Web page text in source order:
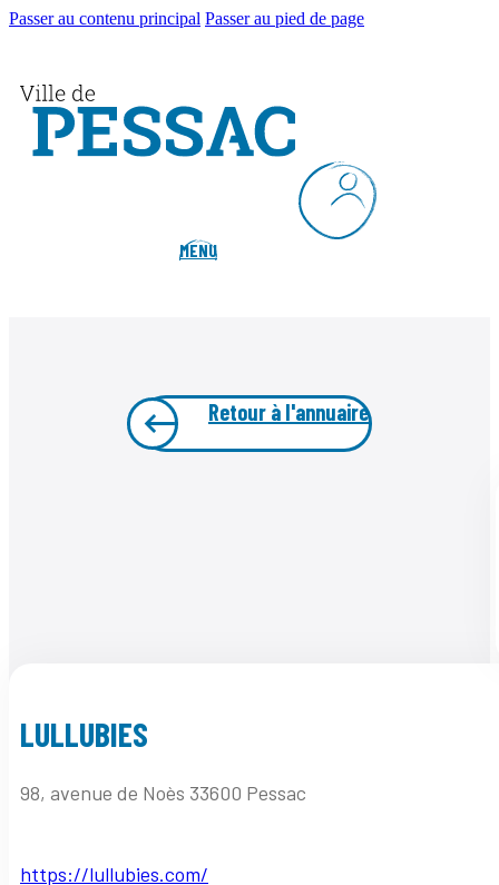
Passer au contenu principal Passer au pied de page
MENU
Retour à l'annuaire
LULLUBIES
98, avenue de Noès 33600 Pessac
https://lullubies.com/